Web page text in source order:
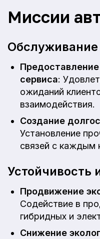
Миссии
Обслуживание
сервиса:
ожиданий
взаимодействия.
Создание
Установление
связей с каждым
Устойчивость
Продвижение
Содействие в
гибридных и
Снижение